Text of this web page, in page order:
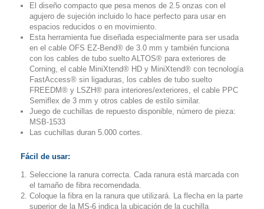
El diseño compacto que pesa menos de 2.5 onzas con el
agujero de sujeción incluido lo hace perfecto para usar en
espacios reducidos o en movimiento.
Esta herramienta fue diseñada especialmente para ser usada
en el cable OFS EZ-Bend® de 3.0 mm y también funciona
con los cables de tubo suelto ALTOS® para exteriores de
Corning, el cable MiniXtend® HD y MiniXtend® con tecnología
FastAccess® sin ligaduras, los cables de tubo suelto
FREEDM® y LSZH® para interiores/exteriores, el cable PPC
Semiflex de 3 mm y otros cables de estilo similar.
Juego de cuchillas de repuesto disponible, número de pieza:
MSB-1533
Las cuchillas duran 5.000 cortes.
Fácil de usar:
Seleccione la ranura correcta. Cada ranura está marcada con
el tamaño de fibra recomendada.
Coloque la fibra en la ranura que utilizará. La flecha en la parte
superior de la MS-6 indica la ubicación de la cuchilla